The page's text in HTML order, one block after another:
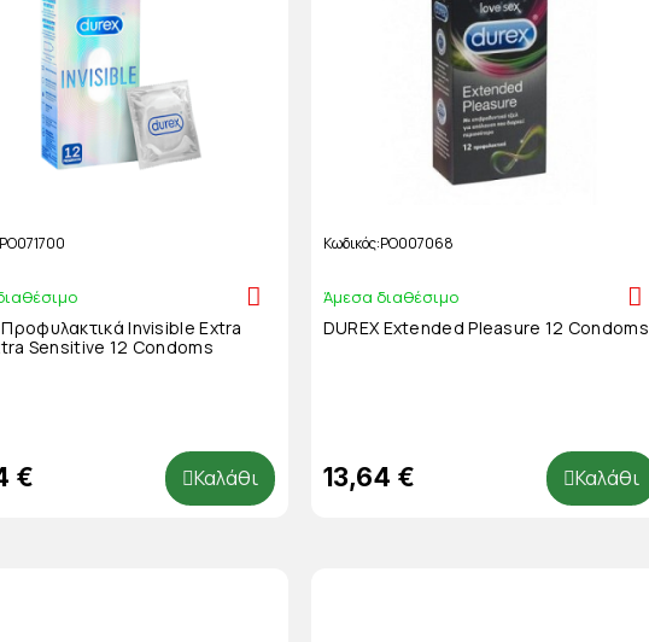
PO071700
Προφυλακτικά Invisible Extra
Sensitive 12 Condoms
€ Καλάθι
Κωδικός PO007068
Άμεσα διαθέσιμο
DUREX Extended Pleasure 12 Condoms
13,64 € Καλάθι